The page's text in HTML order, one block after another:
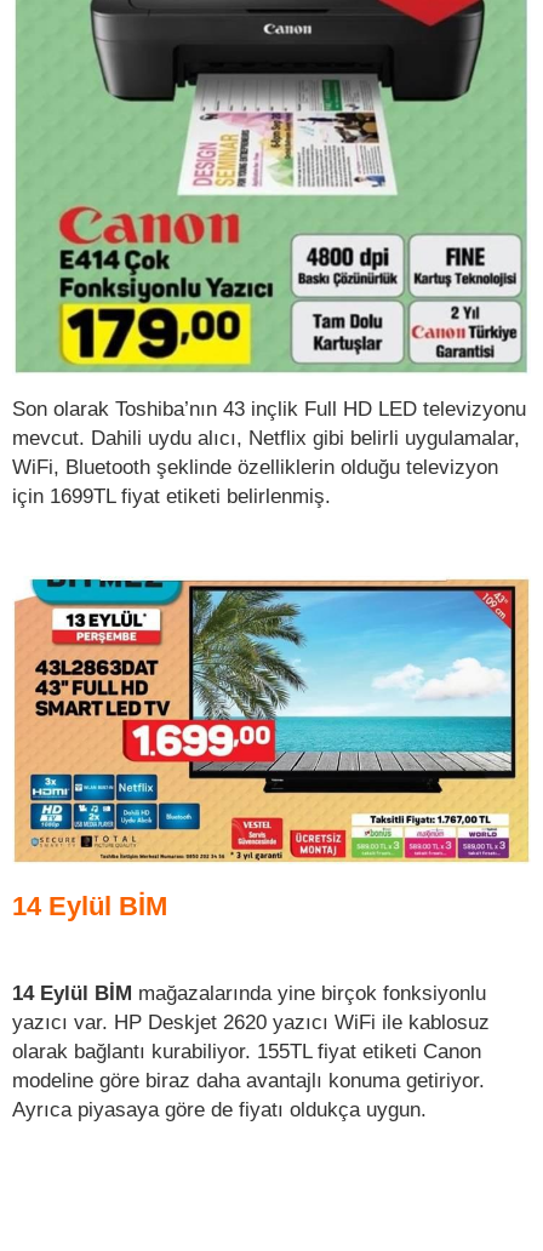
Son olarak Toshiba’nın 43 inçlik Full HD LED televizyonu
mevcut. Dahili uydu alıcı, Netflix gibi belirli uygulamalar,
WiFi, Bluetooth şeklinde özelliklerin olduğu televizyon
için 1699TL fiyat etiketi belirlenmiş.
14 Eylül BİM
14 Eylül BİM mağazalarında yine birçok fonksiyonlu
yazıcı var. HP Deskjet 2620 yazıcı WiFi ile kablosuz
olarak bağlantı kurabiliyor. 155TL fiyat etiketi Canon
modeline göre biraz daha avantajlı konuma getiriyor.
Ayrıca piyasaya göre de fiyatı oldukça uygun.